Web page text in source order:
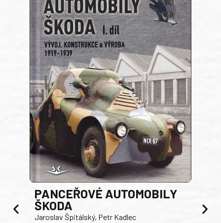
PANCEŘOVÉ AUTOMOBILY
ŠKODA
Jaroslav Špitálský, Petr Kadlec